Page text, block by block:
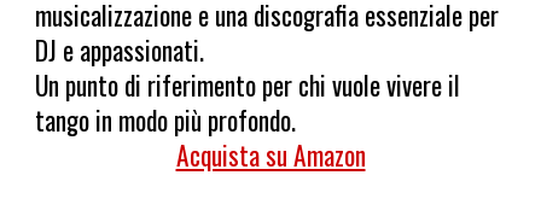
musicalizzazione e una discografia essenziale per
DJ e appassionati.
Un punto di riferimento per chi vuole vivere il
tango in modo più profondo.
Acquista su Amazon